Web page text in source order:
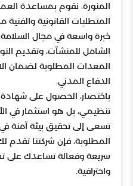
المنورة. نقوم بمساعدة
المتطلبات القانونية
خبرة واسعة في مجال
الشامل للمنشآت، وتقديم
المعدات المطلوبة لضمان
الدفاع المدني.
باختصار، الحصول على
تنظيمي، بل هو استثمار في
تسعى إلى تحقيق بيئة آمنة في
المطلوبة، فإن شركتنا تقدم
سريعة وفعالة تساعدك على
واحترافية.